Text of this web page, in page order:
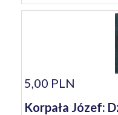
5,00 PLN
Korpała Józef: